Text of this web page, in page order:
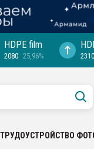
HDPE film
2080 25,96% 2310
ТРУДОУСТРОЙСТВО